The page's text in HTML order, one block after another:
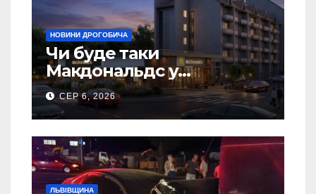
НОВИНИ ДРОГОБИЧА
Чи буде таки
Макдональдс у
Дрогобичі? (Фото)
СЕР 6, 2026
ЛЬВІВЩИНА